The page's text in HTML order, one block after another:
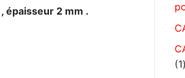
épaisseur 2 mm .
1